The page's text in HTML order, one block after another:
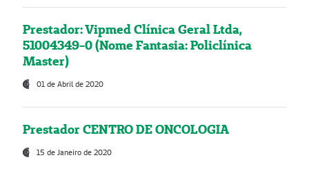
Prestador: Vipmed Clínica Geral Ltda,
51004349-0 (Nome Fantasia: Policlínica
Master)
01 de Abril de 2020
Prestador CENTRO DE ONCOLOGIA
15 de Janeiro de 2020